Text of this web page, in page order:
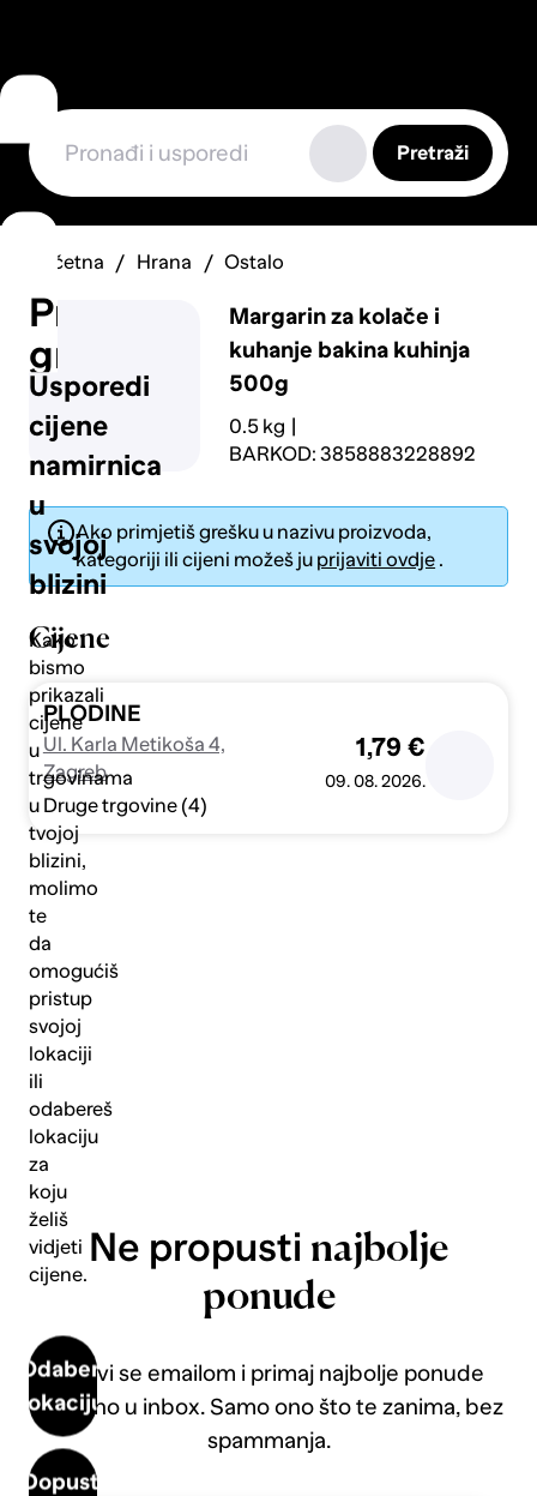
Usporedi
cijene
namirnica
u
svojoj
blizini
Kako
bismo
prikazali
cijene
u
trgovinama
u
tvojoj
blizini,
molimo
te
da
omogućiš
pristup
svojoj
lokaciji
ili
odabereš
lokaciju
za
koju
želiš
vidjeti
cijene.
Odaberi
lokaciju
Dopusti
Prijavi
grešku
Pošalji
Pretraži
Početna Hrana Ostalo
Margarin za kolače i
kuhanje bakina kuhinja
500g
0.5 kg
BARKOD: 3858883228892
Ako primjetiš grešku u nazivu proizvoda,
kategoriji ili cijeni možeš ju prijaviti ovdje .
Cijene
PLODINE
Ul. Karla Metikoša 4,
Zagreb
Druge trgovine (4)
1,79 €
09. 08. 2026.
Ne propusti najbolje
ponude
Prijavi se emailom i primaj najbolje ponude
direktno u inbox. Samo ono što te zanima, bez
spammanja.